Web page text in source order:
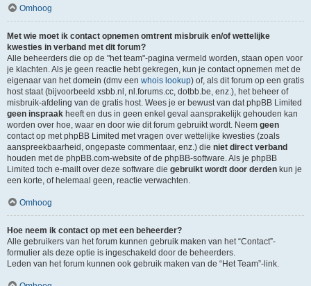
Omhoog
Met wie moet ik contact opnemen omtrent misbruik en/of wettelijke
kwesties in verband met dit forum?
Alle beheerders die op de "het team"-pagina vermeld worden, staan open voor
je klachten. Als je geen reactie hebt gekregen, kun je contact opnemen met de
eigenaar van het domein (dmv een whois lookup) of, als dit forum op een gratis
host staat (bijvoorbeeld xsbb.nl, nl.forums.cc, dotbb.be, enz.), het beheer of
misbruik-afdeling van de gratis host. Wees je er bewust van dat phpBB Limited
geen inspraak heeft en dus in geen enkel geval aansprakelijk gehouden kan
worden over hoe, waar en door wie dit forum gebruikt wordt. Neem geen
contact op met phpBB Limited met vragen over wettelijke kwesties (zoals
aanspreekbaarheid, ongepaste commentaar, enz.) die niet direct verband
houden met de phpBB.com-website of de phpBB-software. Als je phpBB
Limited toch e-mailt over deze software die gebruikt wordt door derden kun je
een korte, of helemaal geen, reactie verwachten.
Omhoog
Hoe neem ik contact op met een beheerder?
Alle gebruikers van het forum kunnen gebruik maken van het “Contact”-
formulier als deze optie is ingeschakeld door de beheerders.
Leden van het forum kunnen ook gebruik maken van de “Het Team”-link.